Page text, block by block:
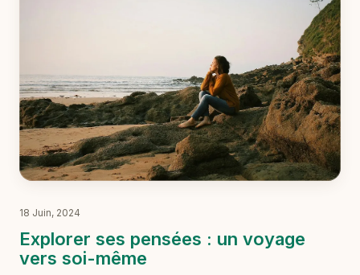
d'arrivée. Dans le monde professionnel, le scénario est
similaire. Beaucoup d’entre nous courons sans relâche,
oubliant que notre énergie mentale et émotionnelle n’est
pas infinie. Nous poussons nos limites, sautant les pauses et
accumulant les heures supplémentaires, tout en négligeant
de prendre soin de notre principal outil de travail : nous-
mêmes.
18 Juin, 2024
Explorer ses pensées : un voyage
vers soi-même